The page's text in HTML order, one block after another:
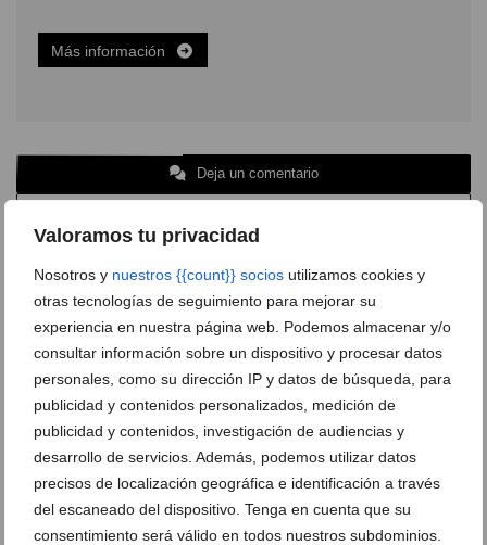
Valoramos tu privacidad
Nosotros y nuestros {{count}} socios utilizamos cookies y
otras tecnologías de seguimiento para mejorar su
experiencia en nuestra página web. Podemos almacenar y/o
consultar información sobre un dispositivo y procesar datos
personales, como su dirección IP y datos de búsqueda, para
publicidad y contenidos personalizados, medición de
publicidad y contenidos, investigación de audiencias y
desarrollo de servicios. Además, podemos utilizar datos
precisos de localización geográfica e identificación a través
del escaneado del dispositivo. Tenga en cuenta que su
consentimiento será válido en todos nuestros subdominios.
Más información
Deja un comentario
Envía tu noticia
Clasificado en: Comercios y Servicios,Coches eléctricos,
Concesionarios,Motor,JAECOO,Moll Motor,OMODA,SHS FEVER
NIGHT
ARTÍCULOS RELACIONADOS